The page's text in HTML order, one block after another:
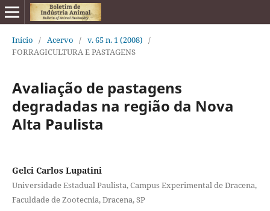
Início / Acervo / v. 65 n. 1 (2008) /
FORRAGICULTURA E PASTAGENS
Avaliação de pastagens
degradadas na região da Nova
Alta Paulista
Gelci Carlos Lupatini
Universidade Estadual Paulista, Campus Experimental de Dracena,
Faculdade de Zootecnia, Dracena, SP